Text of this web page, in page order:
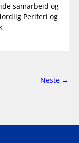
samarbeid og
Periferi og
Neste side
→